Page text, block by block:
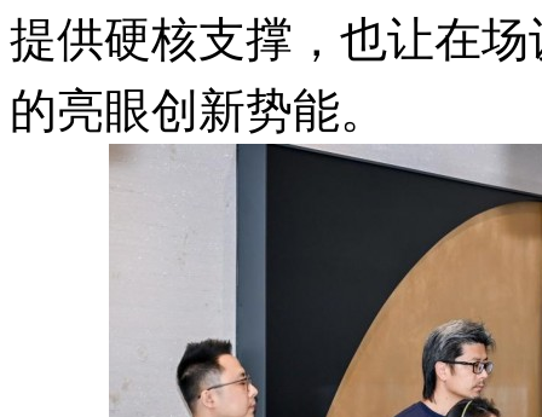
提供硬核支撑，也让在
的亮眼创新势能。